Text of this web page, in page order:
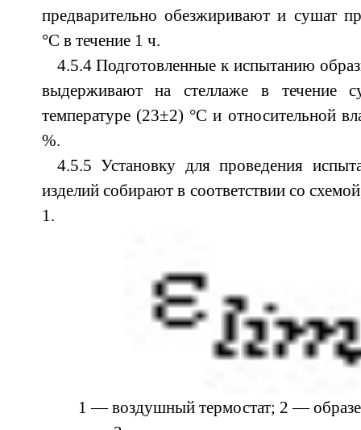
предварительно обезжиривают и сушат
°С в течение 1 ч.
4.5.4 Подготовленные к испытанию
выдерживают на стеллаже в течение
температуре (23±2) °С и относительной
%.
4.5.5 Установку для проведения
изделий собирают в соответствии со
1.
1 — воздушный термостат; 2 —